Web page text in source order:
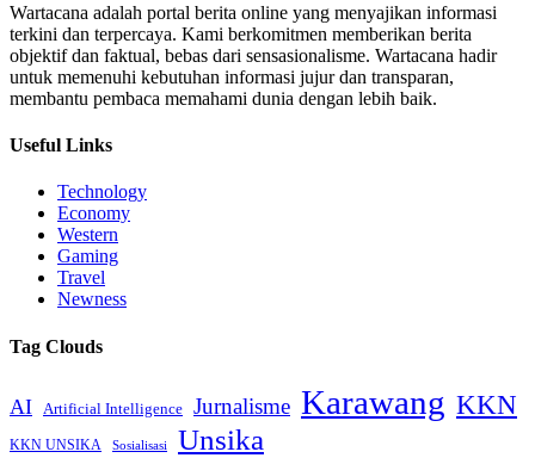
Wartacana adalah portal berita online yang menyajikan informasi
terkini dan terpercaya. Kami berkomitmen memberikan berita
objektif dan faktual, bebas dari sensasionalisme. Wartacana hadir
untuk memenuhi kebutuhan informasi jujur dan transparan,
membantu pembaca memahami dunia dengan lebih baik.
Useful Links
Technology
Economy
Western
Gaming
Travel
Newness
Tag Clouds
AI Artificial Intelligence Jurnalisme Karawang KKN
KKN UNSIKA Sosialisasi Unsika